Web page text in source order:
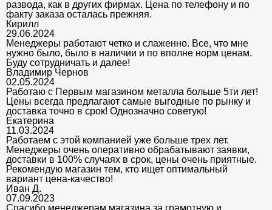
развода, как в других фирмах. Цена по телефону и по
факту заказа осталась прежняя.
Кирилл
29.06.2024
Менеджеры работают четко и слаженно. Все, что мне
нужно было, было в наличии и по вполне норм ценам.
Буду сотрудничать и далее!
Владимир Чернов
02.05.2024
Работаю с Первым магазином металла больше 5ти лет!
Цены всегда предлагают самые выгодные по рынку и
доставка точно в срок! Однозначно советую!
Екатерина
11.03.2024
Работаем с этой компанией уже больше трех лет.
Менеджеры очень оперативно обрабатывают заявки,
доставки в 100% случаях в срок, цены очень приятные.
Рекомендую магазин тем, кто ищет оптимальный
вариант цена-качество!
Иван Д.
07.09.2023
Спасибо менеджерам магазина за грамотную и